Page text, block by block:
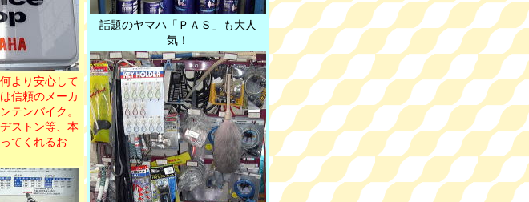
より安心して
信頼のメーカ
テンバイク。
ストン等、本
てくれるお
話題のヤマハ「ＰＡＳ」も大人
気！